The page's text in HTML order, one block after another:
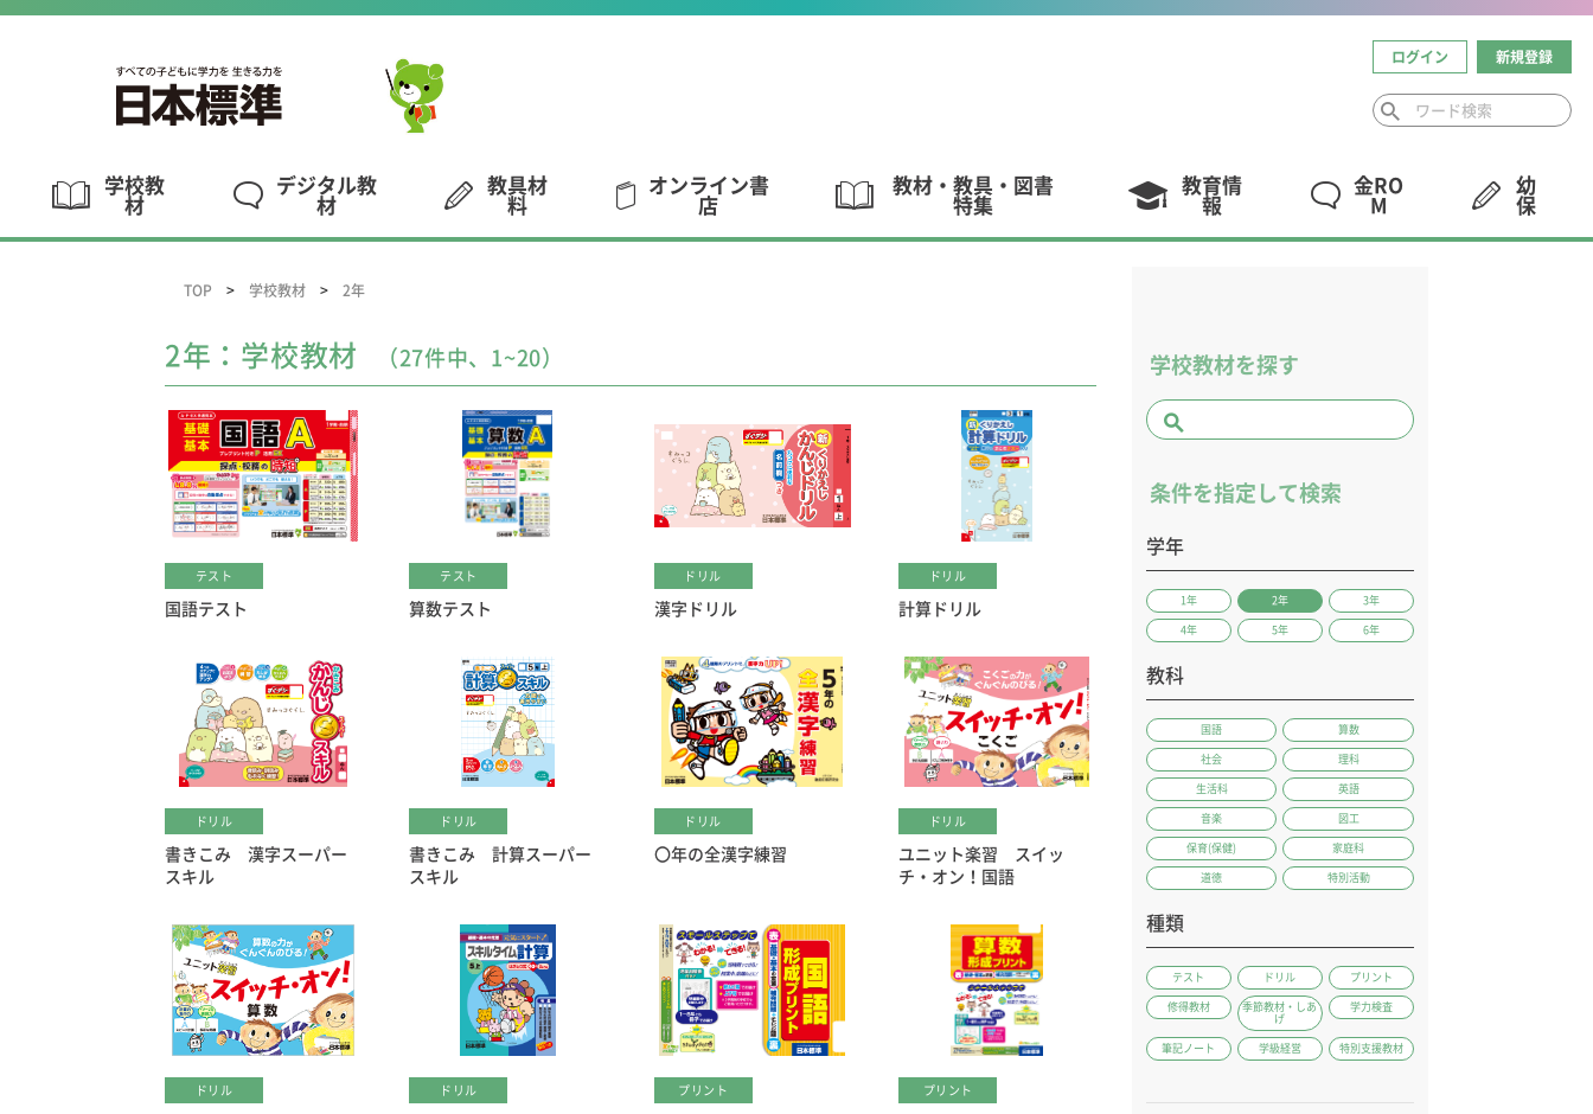
ログイン 新規登録
学校教
材
デジタル教
材
教具材
料
オンライン書
店
教材・教具・図書
特集
教育情
報
金RO
M
幼
保
TOP 学校教材 2年
2年：学校教材 （27件中、1~20）
テスト
国語テスト
テスト
算数テスト
ドリル
漢字ドリル
ドリル
計算ドリル
ドリル
書きこみ 漢字スーパー
スキル
ドリル
書きこみ 計算スーパー
スキル
ドリル
〇年の全漢字練習
ドリル
ユニット楽習 スイッ
チ・オン！国語
ドリル ドリル プリント プリント
学校教材を探す
条件を指定して検索
学年
1年 2年 3年
4年 5年 6年
教科
国語 算数
社会 理科
生活科 英語
音楽 図工
保育(保健) 家庭科
道徳 特別活動
種類
テスト ドリル プリント
修得教材
季節教材・しあ
げ
学力検査
筆記ノート 学級経営 特別支援教材